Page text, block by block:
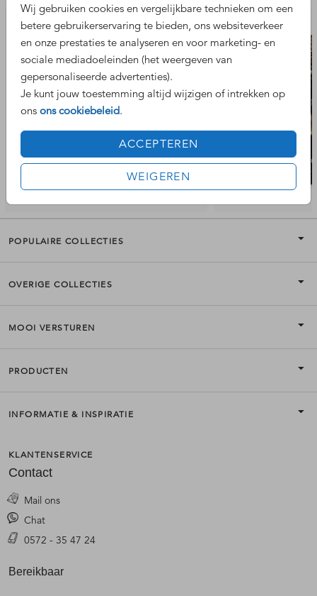
Wij gebruiken cookies en vergelijkbare technieken om een
betere gebruikerservaring te bieden, ons websiteverkeer
en onze prestaties te analyseren en voor marketing- en
sociale mediadoeleinden (het weergeven van
gepersonaliseerde advertenties).
Je kunt jouw toestemming altijd wijzigen of intrekken op
ons ons cookiebeleid.
ACCEPTEREN
WEIGEREN
dat deze niet aan alle zijdes 15 x 15 is en dat de envelop
dus iets te groot lijkt. Heb je hier vragen over? Stuur ons
gerust een berichtje.
POPULAIRE COLLECTIES
OVERIGE COLLECTIES
MOOI VERSTUREN
PRODUCTEN
INFORMATIE & INSPIRATIE
KLANTENSERVICE
Contact
Mail ons
Chat
0572 - 35 47 24
Bereikbaar